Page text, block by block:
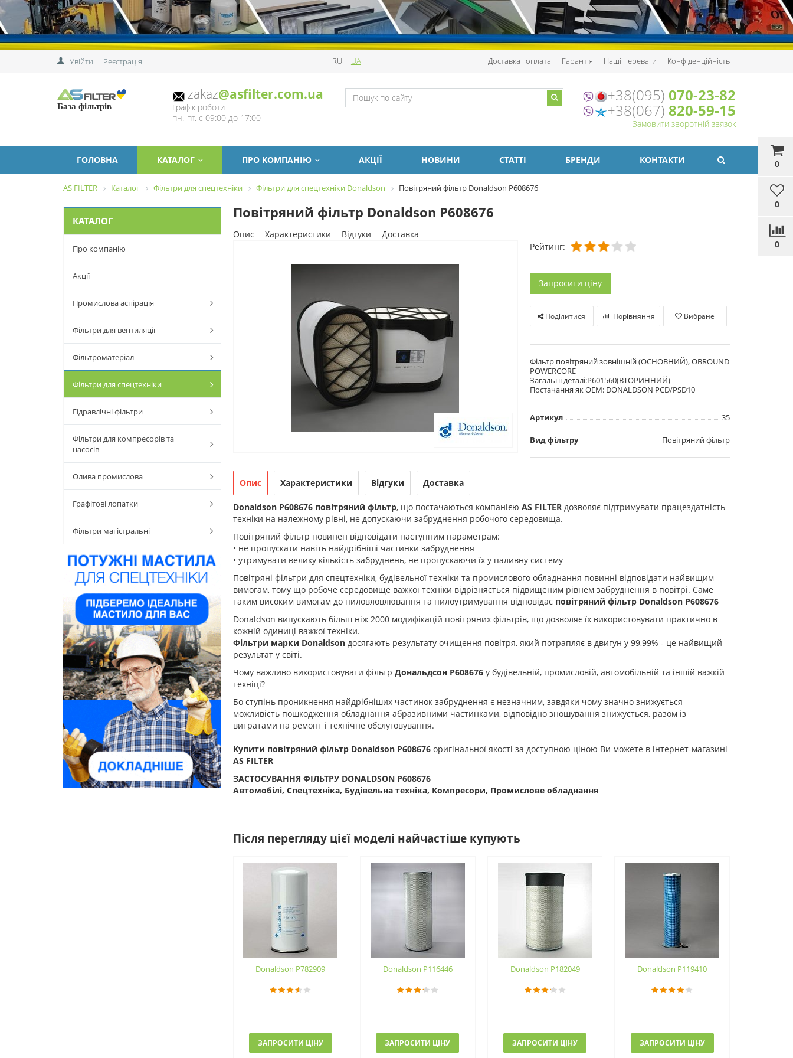
Увійти Реєстрація RU | UA Доставка і оплата Гарантія Наші переваги Конфіденційність
0
0
0
База фільтрів
zakaz@asfilter.com.ua
Графік роботи
пн.-пт. с 09:00 до 17:00
+38(095) 070-23-82
+38(067) 820-59-15
Замовити зворотній звязок
ГОЛОВНА КАТАЛОГ ПРО КОМПАНІЮ АКЦІЇ НОВИНИ СТАТТІ БРЕНДИ КОНТАКТИ
AS FILTER Каталог Фільтри для спецтехніки Фільтри для спецтехніки Donaldson Повітряний фільтр Donaldson P608676
КАТАЛОГ
Про компанію
Акції
Промислова аспірація
Фільтри для вентиляції
Фільтроматеріал
Фільтри для спецтехніки
Гідравлічні фільтри
Фільтри для компресорів та
насосів
Олива промислова
Графітові лопатки
Фільтри магістральні
Повітряний фільтр Donaldson P608676
Опис Характеристики Відгуки
Доставка
Рейтинг:
Запросити ціну
Поділитися Порівняння Вибране
Фільтр повітряний зовнішній (ОСНОВНИЙ), OBROUND
POWERCORE
Загальні деталі:P601560(ВТОРИННИЙ)
Постачання як OEM: DONALDSON PCD/PSD10
Артикул 35
Вид фільтру Повітряний фільтр
Опис Характеристики Відгуки Доставка
Donaldson P608676 повітряний фільтр, що постачаються компанією AS FILTERдозволяє підтримувати працездатність
техніки на належному рівні, не допускаючи забруднення робочого середовища.
Повітряний фільтр повинен відповідати наступним параметрам:
• не пропускати навіть найдрібніші частинки забруднення
• утримувати велику кількість забруднень, не пропускаючи їх у паливну систему
Повітряні фільтри для спецтехніки, будівельної техніки та промислового обладнання повинні відповідати найвищим
вимогам, тому що робоче середовище важкої техніки відрізняється підвищеним рівнем забруднення в повітрі. Саме
таким високим вимогам до пиловловлювання та пилоутримування відповідає повітряний фільтр Donaldson P608676
Donaldson випускають більш ніж 2000 модифікацій повітряних фільтрів, що дозволяє їх використовувати практично в
кожній одиниці важкої техніки.
Фільтри марки Donaldson досягають результату очищення повітря, який потрапляє в двигун у 99,99% - це найвищий
результат у світі.
Чому важливо використовувати фільтр Дональдсон P608676 у будівельній, промисловій, автомобільній та іншій важкій
техніці?
Бо ступінь проникнення найдрібніших частинок забруднення є незначним, завдяки чому значно знижується
можливість пошкодження обладнання абразивними частинками, відповідно зношування знижується, разом із
витратами на ремонт і технічне обслуговування.
Купити повітряний фільтр Donaldson P608676 оригінальної якості за доступною ціною Ви можете в інтернет-магазині
AS FILTER
ЗАСТОСУВАННЯ ФІЛЬТРУ DONALDSON P608676
Автомобілі, Спецтехніка, Будівельна техніка, Компресори, Промислове обладнання
Після перегляду цієї моделі найчастіше купують
Donaldson P782909
ЗАПРОСИТИ ЦІНУ
Donaldson P116446
ЗАПРОСИТИ ЦІНУ
Donaldson P182049
ЗАПРОСИТИ ЦІНУ
Donaldson P119410
ЗАПРОСИТИ ЦІНУ